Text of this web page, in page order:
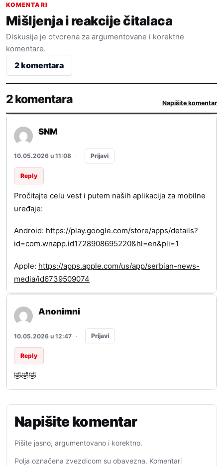
KOMENTARI
Mišljenja i reakcije čitalaca
Diskusija je otvorena za argumentovane i korektne
komentare.
2 komentara
2 komentara Napišite komentar
SNM
10.05.2026 u 11:08 · Prijavi
Reply
Pročitajte celu vest i putem naših aplikacija za mobilne
uređaje:
Android: https://play.google.com/store/apps/details?
id=com.wnapp.id1728908695220&hl=en&pli=1
Apple: https://apps.apple.com/us/app/serbian-news-
media/id6739509074
Anonimni
10.05.2026 u 12:47 · Prijavi
Reply
🤣🤣🤣
Napišite komentar
Pišite jasno, argumentovano i korektno.
Polja označena zvezdicom su obavezna. Komentari